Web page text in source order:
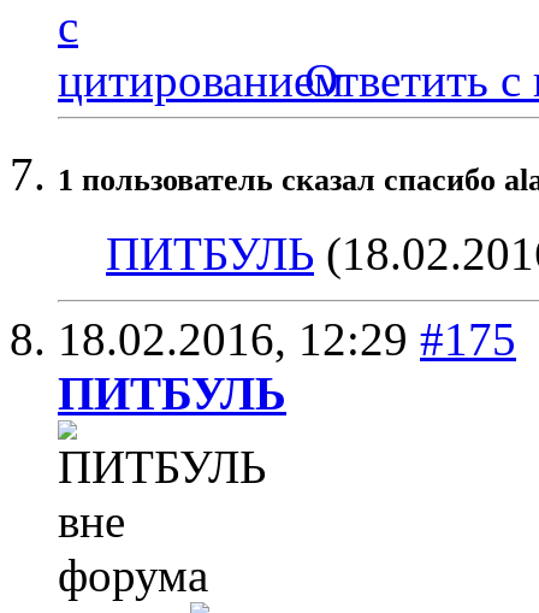
Ответить с
1 пользователь сказал cпасибо
ПИТБУЛЬ
18.02.2016, 12:29 #175
ПИТБУЛЬ